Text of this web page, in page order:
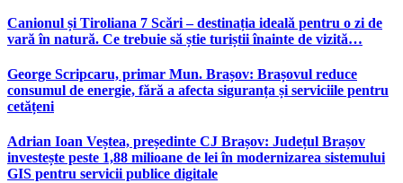
Canionul și Tiroliana 7 Scări – destinația ideală pentru o zi de
vară în natură. Ce trebuie să știe turiștii înainte de vizită…
George Scripcaru, primar Mun. Brașov: Brașovul reduce
consumul de energie, fără a afecta siguranța și serviciile pentru
cetățeni
Adrian Ioan Veștea, președinte CJ Brașov: Județul Brașov
investește peste 1,88 milioane de lei în modernizarea sistemului
GIS pentru servicii publice digitale